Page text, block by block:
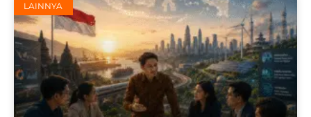
LAINNYA